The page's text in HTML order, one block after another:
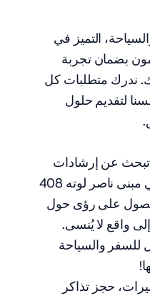
التميز في
بضمان تجربة
ندرك متطلبات كل
لتقديم حلول
تبحث عن إرشادات
لترتيبات سفرك؟ زر مكتبنا في مبنى ناصر لوته 408
على رؤى حول
واقع لا يُنسى.
للسفر والسياحة
حجز تذاكر